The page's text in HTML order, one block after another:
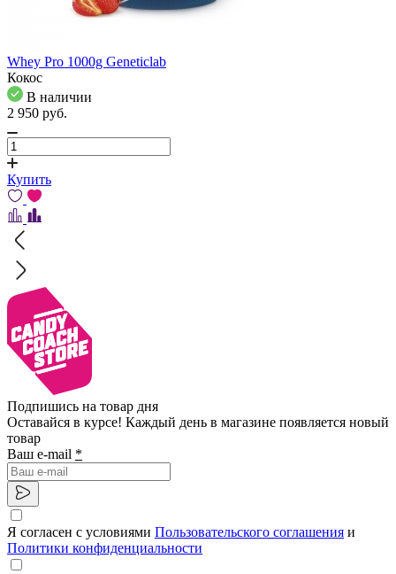
Whey Pro 1000g Geneticlab
Кокос
В наличии
2 950 pуб.
Купить
Подпишись на товар дня
Оставайся в курсе! Каждый день в магазине появляется новый
товар
Ваш e-mail *
Я согласен с условиями Пользовательского соглашения и
Политики конфиденциальности